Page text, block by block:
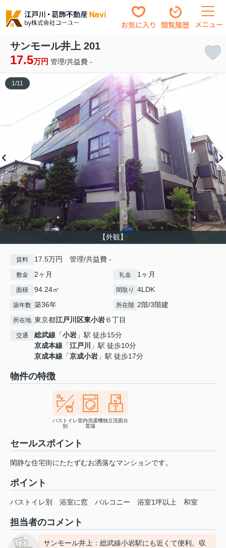
お気に入り 閲覧履歴 メニュー
サンモール井上 201
17.5万円 管理/共益費 -
【外観】
1 /11
賃料 17.5万円 管理/共益費 -
敷金 2ヶ月 礼金 1ヶ月
面積 94.24㎡ 間取り 4LDK
築年数 築36年 所在階 2階/3階建
所在地 東京都江戸川区東小岩６丁目
交通 総武線 「小岩 」駅 徒歩15分
京成本線 「江戸川
」駅 徒歩10分
京成本線 「京成小岩 」駅 徒歩17分
物件の特徴
バストイレ
別
室内洗濯機
置場
独立洗面台
セールスポイント
閑静な住宅街にたたずむお洒落なマンションです。
ポイント
バストイレ別 浴室に窓 バルコニー 浴室1坪以上 和室
担当者のコメント
サンモール井上：総武線小岩駅にも近くて便利。収